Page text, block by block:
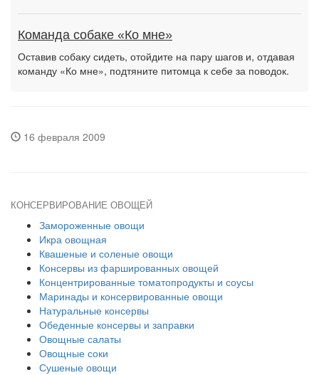
Команда собаке «Ко мне»
Оставив собаку сидеть, отойдите на пару шагов и, отдавая
команду «Ко мне», подтяните питомца к себе за поводок.
16 февраля 2009
КОНСЕРВИРОВАНИЕ ОВОЩЕЙ
Замороженные овощи
Икра овощная
Квашеные и соленые овощи
Консервы из фаршированных овощей
Концентрированные томатопродукты и соусы
Маринады и консервированные овощи
Натуральные консервы
Обеденные консервы и заправки
Овощные салаты
Овощные соки
Сушеные овощи